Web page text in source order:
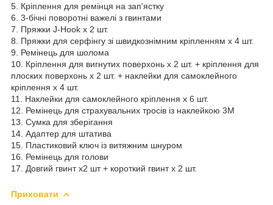
5. Кріплення для ремінця на зап'ястку
6. 3-бічні поворотні важелі з гвинтами
7. Пряжки J-Hook x 2 шт.
8. Пряжки для серфінгу зі швидкознімним кріпленням x 4 шт.
9. Ремінець для шолома
10. Кріплення для вигнутих поверхонь x 2 шт. + кріплення для
плоских поверхонь x 2 шт. + наклейки для самоклейного
кріплення x 4 шт.
11. Наклейки для самоклейного кріплення x 6 шт.
12. Ремінець для страхувальних тросів із наклейкою 3M
13. Сумка для зберігання
14. Адаптер для штатива
15. Пластиковий ключ із витяжним шнуром
16. Ремінець для голови
17. Довгий гвинт x2 шт + короткий гвинт x 2 шт.
Приховати